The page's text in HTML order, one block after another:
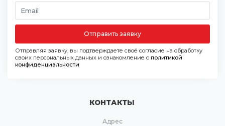
Отправить заявку
Отправляя заявку, вы подтверждаете своё согласие на обработку
своих персональных данных и ознакомление с политикой
конфиденциальности
КОНТАКТЫ
Адрес